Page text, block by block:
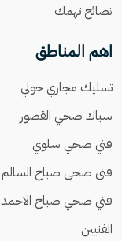
نصائح تهمك
اهم المناطق
تسليك مجاري حولي
سباك صحي القصور
فني صحي سلوي
فنى صحى صباح السالم
فني صحي صباح الاحمد
الفنيين